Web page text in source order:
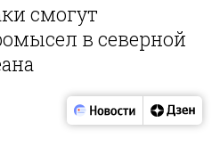
смогут
в северной